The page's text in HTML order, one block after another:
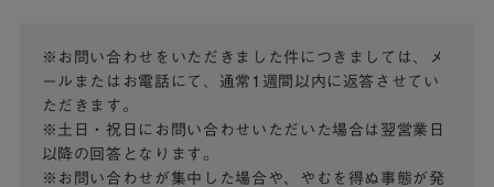
※お問い合わせをいただきました件につきましては、メ
ールまたはお電話にて、通常1週間以内に返答させてい
ただきます。
※土日・祝日にお問い合わせいただいた場合は翌営業日
以降の回答となります。
※お問い合わせが集中した場合や、やむを得ぬ事態が発